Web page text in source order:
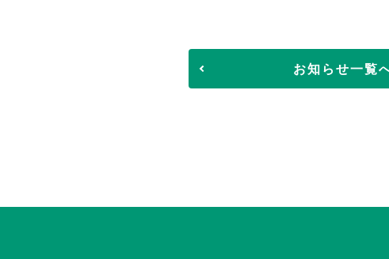
お知らせ一覧